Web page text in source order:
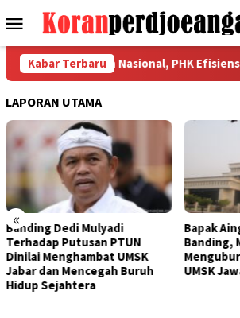
ke
Menu
Mobile
Kabar Terbaru
Kekuatan Nasional, PHK Efisiensi di
LAPORAN UTAMA
«
Bapak Aing Mengajukan
Banding, MA Tak Boleh
Mengubur Putusan PTUN Soal
UMSK Jawa Barat
Sengketa
Tak
Mulyadi